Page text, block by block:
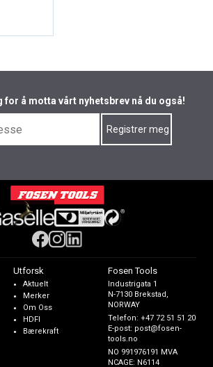
for å motta vårt nyhetsbrev nå du også!
Utforsk
Aktuelt
Merker
Om Oss
HDFI
Bærekraft
Fosen Tools
Industrigata 1
N-7130 Brekstad,
NORWAY
Telefon:+47 72 51 51 20
E-post: post@fosen-
tools.no
NO 991976191 MVA
NCAGE: N6114